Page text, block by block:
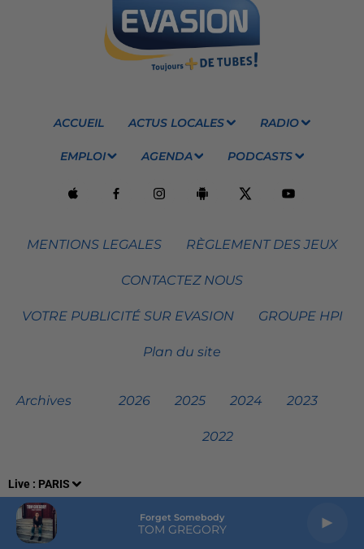
Live : PARIS
Forget Somebody
TOM GREGORY
ACCUEIL ACTUS LOCALES RADIO
EMPLOI AGENDA PODCASTS
MENTIONS LEGALES RÈGLEMENT DES JEUX
CONTACTEZ NOUS
VOTRE PUBLICITÉ SUR EVASION GROUPE HPI
Plan du site
Archives 2026 2025 2024 2023
2022